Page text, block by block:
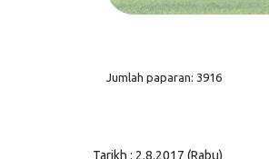
Jumlah paparan: 3916
Tarikh : 2.8.2017 (Rabu)